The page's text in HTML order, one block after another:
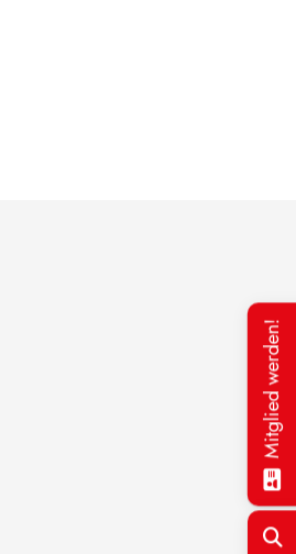
Mitglied werden!